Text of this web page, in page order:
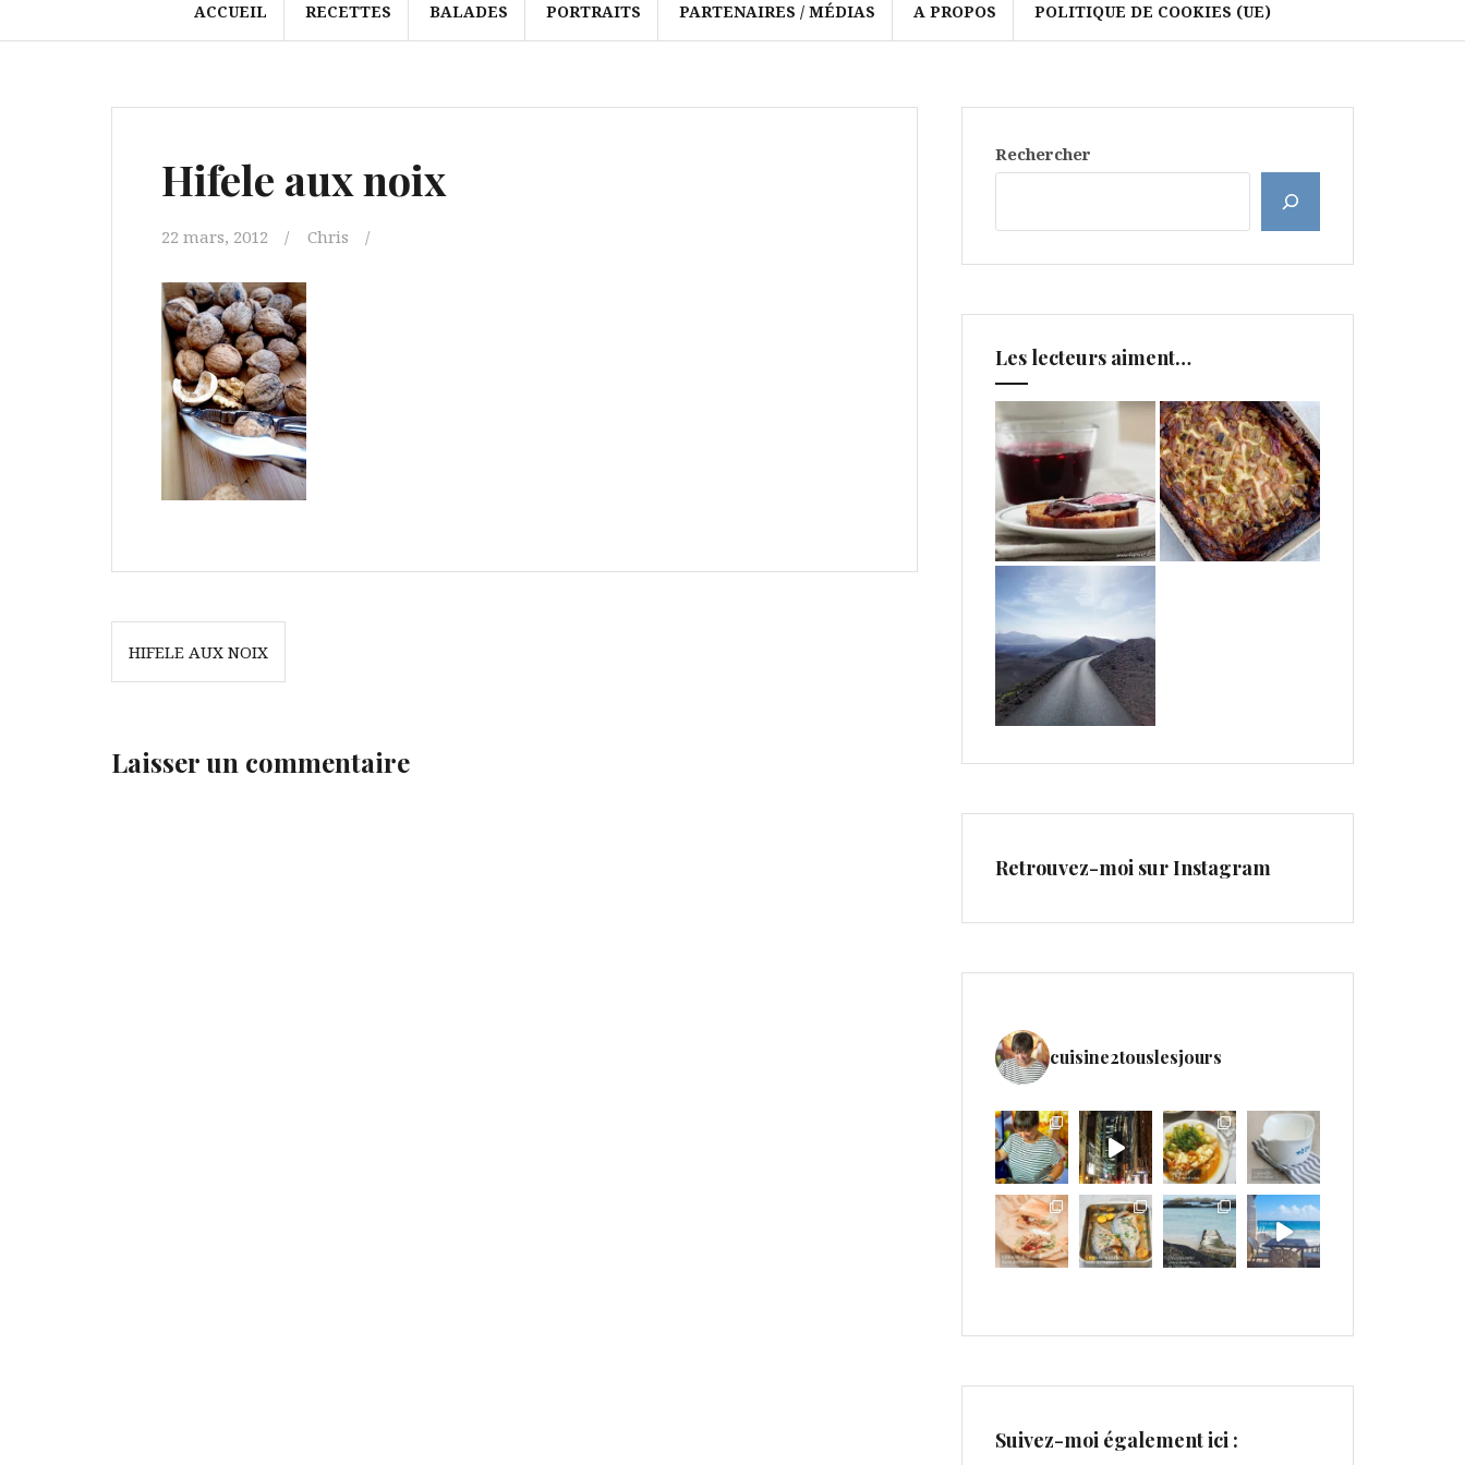
ACCUEIL RECETTES BALADES PORTRAITS PARTENAIRES / MÉDIAS A PROPOS POLITIQUE DE COOKIES (UE)
Hifele aux noix
22 mars, 2012 Chris
Navigation
deHIFELE AUX NOIX
Laisser un commentaire
Rechercher
Les lecteurs aiment…
Retrouvez-moi sur Instagram
cuisine2touslesjours
Suivez-moi également ici :